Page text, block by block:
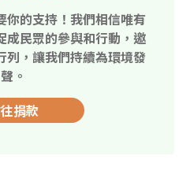
你的支持！我們相信唯有
成民眾的參與和行動，邀
列，讓我們持續為環境發
聲。
捐款